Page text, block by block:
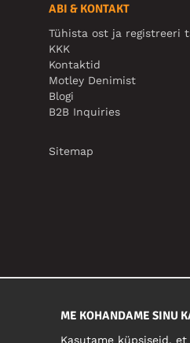
ABI & KONTAKT
Tühista ost ja registreeri
KKK
Kontaktid
Motley Denimist
Blogi
B2B Inquiries
Sitemap
ME KOHANDAME SINU
Kasutame küpsiseid,